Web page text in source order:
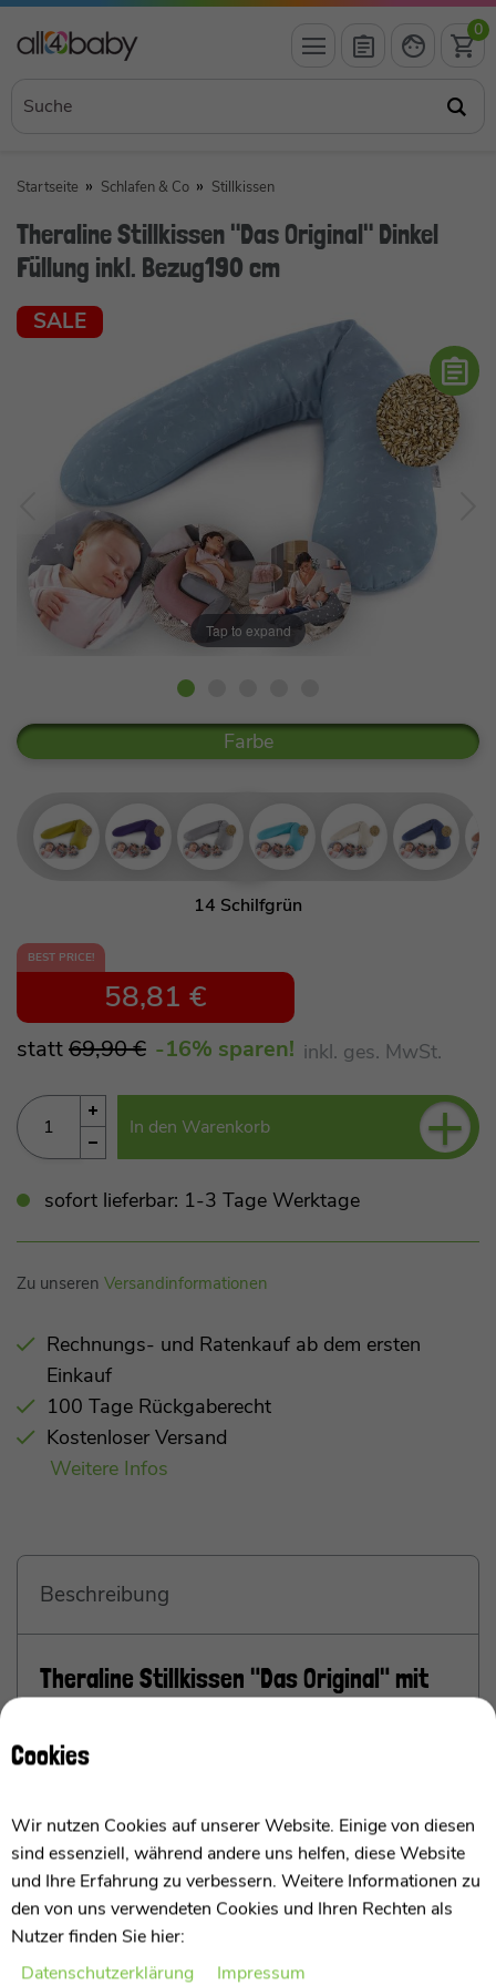
0
Startseite Schlafen & Co Stillkissen
Theraline Stillkissen "Das Original" Dinkel
Füllung inkl. Bezug190 cm
SALE
Tap to expand
Farbe
14 Schilfgrün
BEST PRICE!
58,81 €
statt69,90 € -16% sparen! inkl. ges. MwSt.
In den Warenkorb +
sofort lieferbar: 1-3 Tage Werktage
Zu unseren Versandinformationen
Rechnungs- und Ratenkauf ab dem ersten
Einkauf
100 Tage Rückgaberecht
Kostenloser Versand
Weitere Infos
Beschreibung
Theraline Stillkissen "Das Original" mit
Hohlfaser Füllung
Ich bin das Theraline Stillkissen "Das Original" mit
Dinkel Füllung und ein beliebtes Stillkissen, das
speziell für werdende Eltern entwickelt wurde. Ich
bestehe aus einem weichen Bezug aus 100 %
Baumwolle und einer Füllung aus Bio-Dinkelspelzen.
Cookies
Wir nutzen Cookies auf unserer Website. Einige von diesen
sind essenziell, während andere uns helfen, diese Website
und Ihre Erfahrung zu verbessern. Weitere Informationen zu
den von uns verwendeten Cookies und Ihren Rechten als
Nutzer finden Sie hier:
Daten­schutz­erklärung
Impressum